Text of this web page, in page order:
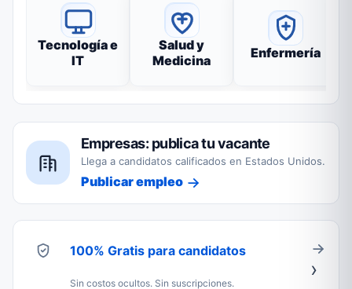
Tecnología e
IT
Salud y
Medicina
Enfermería
Empresas: publica tu vacante
Llega a candidatos calificados en Estados Unidos.
Publicar empleo
100% Gratis para candidatos
Sin costos ocultos. Sin suscripciones.